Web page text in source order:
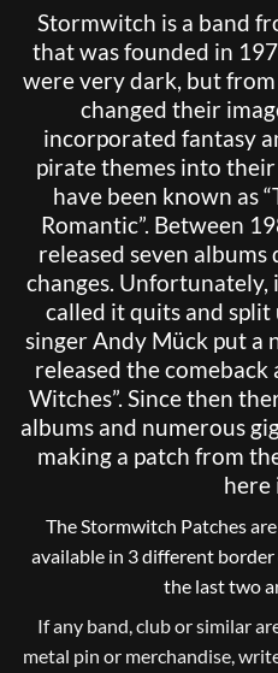
Stormwitch is a band
that was founded in
were very dark, but
changed their
incorporated fantasy
pirate themes into
have been known as
Romantic”. Between
released seven
changes.
called it quits and
singer Andy Mück put a
released the
Witches”. Since then
albums and numerous
making a patch from
here
The Stormwitch Patches
available in 3 different border
the last two
If any band, club or similar
metal pin or merchandise,